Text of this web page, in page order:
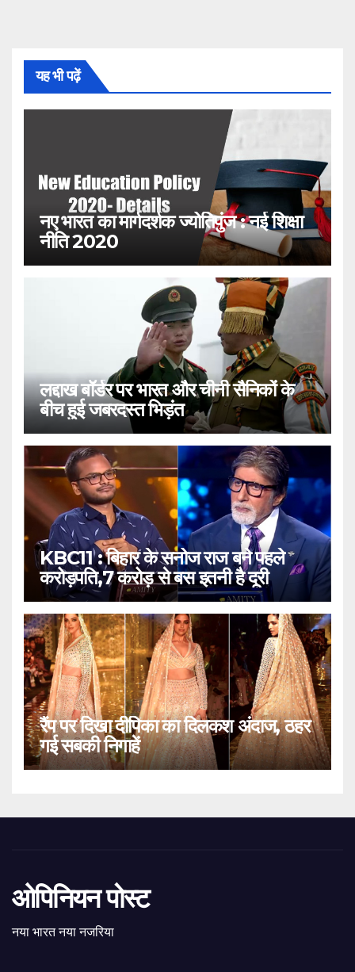
यह भी पढ़ें
नए भारत का मार्गदर्शक ज्योतिपुंज : नई शिक्षा
नीति 2020
लद्दाख बॉर्डर पर भारत और चीनी सैनिकों के
बीच हुई जबरदस्त भिड़ंत
KBC11 : बिहार के सनोज राज बने पहले
करोड़पति,7 करोड़ से बस इतनी है दूरी
रैंप पर दिखा दीपिका का दिलकश अंदाज, ठहर
गई सबकी निगाहें
ओपिनियन पोस्ट
नया भारत नया नजरिया